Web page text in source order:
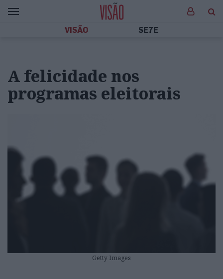
VISÃO SE7E
A felicidade nos
programas eleitorais
Getty Images